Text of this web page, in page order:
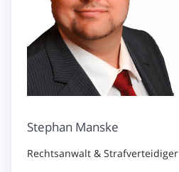
Stephan Manske
Rechtsanwalt & Strafverteidiger